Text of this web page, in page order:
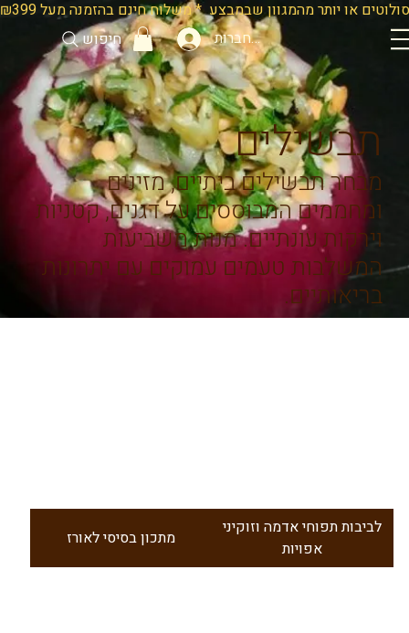
להתחברות חיפוש
תבשילים
מבחר תבשילים ביתיים, מזינים
ומחממים המבוססים על דגנים, קטניות
וירקות עונתיים. מנות משביעות
המשלבות טעמים עמוקים עם יתרונות
בריאותיים.
לביבות תפוחי אדמה וזוקיני
אפויות
מתכון בסיסי לאורז